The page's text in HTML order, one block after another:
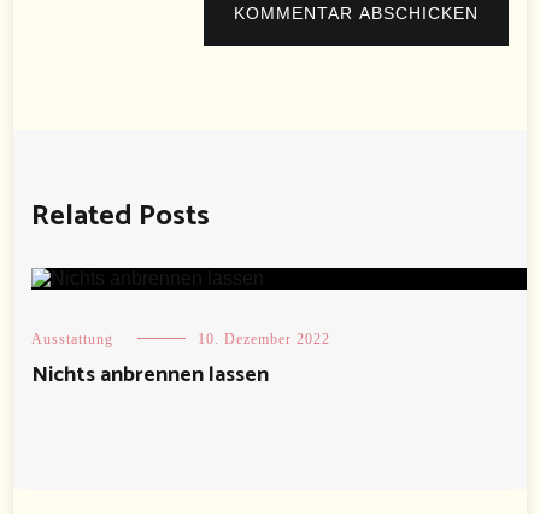
KOMMENTAR ABSCHICKEN
Related Posts
Ausstattung 10. Dezember 2022
Nichts anbrennen lassen